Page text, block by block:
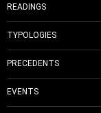
READINGS
TYPOLOGIES
PRECEDENTS
EVENTS